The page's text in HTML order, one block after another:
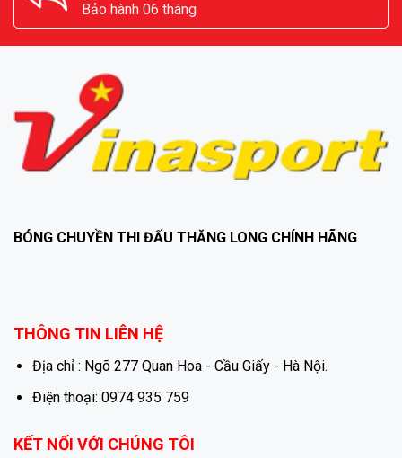
Bảo hành 06 tháng
BÓNG CHUYỀN THI ĐẤU THĂNG LONG CHÍNH HÃNG
THÔNG TIN LIÊN HỆ
Địa chỉ : Ngõ 277 Quan Hoa - Cầu Giấy - Hà Nội.
Điện thoại: 0974 935 759
KẾT NỐI VỚI CHÚNG TÔI